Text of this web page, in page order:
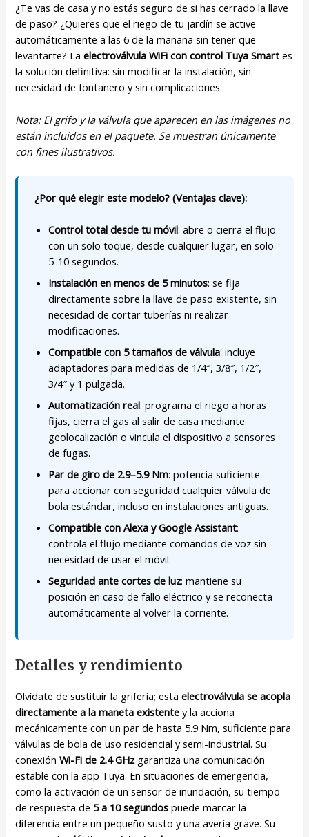
¿Te vas de casa y no estás seguro de si has cerrado la llave
de paso? ¿Quieres que el riego de tu jardín se active
automáticamente a las 6 de la mañana sin tener que
levantarte? Laelectroválvula WiFi con control Tuya Smart es
la solución definitiva: sin modificar la instalación, sin
necesidad de fontanero y sin complicaciones.
Nota: El grifo y la válvula que aparecen en las imágenes no
están incluidos en el paquete. Se muestran únicamente
con fines ilustrativos.
¿Por qué elegir este modelo? (Ventajas clave):
Control total desde tu móvil: abre o cierra el flujo
con un solo toque, desde cualquier lugar, en solo
5-10 segundos.
Instalación en menos de 5 minutos: se fija
directamente sobre la llave de paso existente, sin
necesidad de cortar tuberías ni realizar
modificaciones.
Compatible con 5 tamaños de válvula: incluye
adaptadores para medidas de 1/4″, 3/8″, 1/2″,
3/4″ y 1 pulgada.
Automatización real: programa el riego a horas
fijas, cierra el gas al salir de casa mediante
geolocalización o vincula el dispositivo a sensores
de fugas.
Par de giro de 2.9–5.9 Nm: potencia suficiente
para accionar con seguridad cualquier válvula de
bola estándar, incluso en instalaciones antiguas.
Compatible con Alexa y Google Assistant:
controla el flujo mediante comandos de voz sin
necesidad de usar el móvil.
Seguridad ante cortes de luz: mantiene su
posición en caso de fallo eléctrico y se reconecta
automáticamente al volver la corriente.
Detalles y rendimiento
Olvídate de sustituir la grifería; estaelectroválvula se acopla
directamente a la maneta existente y la acciona
mecánicamente con un par de hasta 5.9 Nm, suficiente para
válvulas de bola de uso residencial y semi-industrial. Su
conexiónWi-Fi de 2.4 GHzgarantiza una comunicación
estable con la app Tuya. En situaciones de emergencia,
como la activación de un sensor de inundación, su tiempo
de respuesta de 5 a 10 segundos puede marcar la
diferencia entre un pequeño susto y una avería grave. Su